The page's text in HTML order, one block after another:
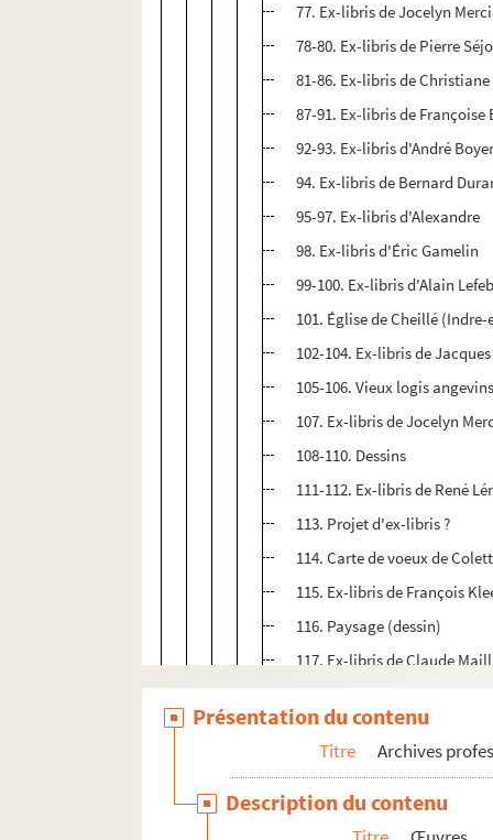
77. Ex-libris de Jocelyn
78-80. Ex-libris de Pierre
81-86. Ex-libris de
87-91. Ex-libris de Françoise
92-93. Ex-libris d'André
94. Ex-libris de Bernard
95-97. Ex-libris d'Alexandre
98. Ex-libris d'Éric Gamelin
99-100. Ex-libris d'Alain
101. Église de Cheillé
102-104. Ex-libris de
105-106. Vieux logis
107. Ex-libris de Jocelyn
108-110. Dessins
111-112. Ex-libris de René
113. Projet d'ex-libris ?
114. Carte de voeux de
115. Ex-libris de François
116. Paysage (dessin)
117. Ex-libris de Claude
120. Ex-libris de Paul Pfister
121. Ex-musicis de Hans
122. Paysage (dessin)
123. Ex-libris de Simone
Présentation du contenu
Titre Archives
Description du contenu